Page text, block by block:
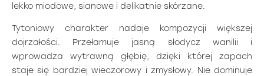
lekko miodowe, sianowe i delikatnie skórzane.
Tytoniowy charakter nadaje kompozycji większej
dojrzałości. Przełamuje jasną słodycz wanilii i
wprowadza wytrawną głębię, dzięki której zapach
staje się bardziej wieczorowy i zmysłowy. Nie dominuje